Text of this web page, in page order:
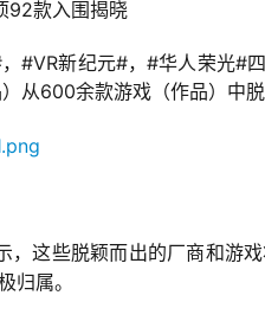
92款入围揭晓
#VR新纪元#，#华人荣光#
从600余款游戏（作品）中脱
，这些脱颖而出的厂商和游
归属。